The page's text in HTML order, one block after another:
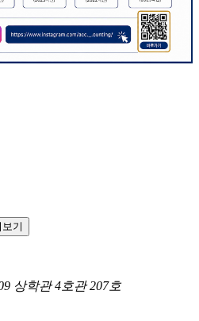
기
상학관 4호관 207호